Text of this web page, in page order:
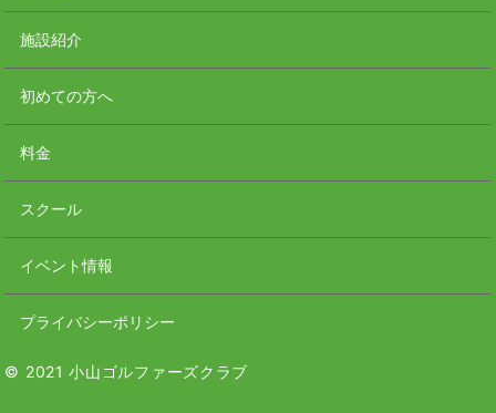
施設紹介
初めての方へ
料金
スクール
イベント情報
プライバシーポリシー
© 2021 小山ゴルファーズクラブ